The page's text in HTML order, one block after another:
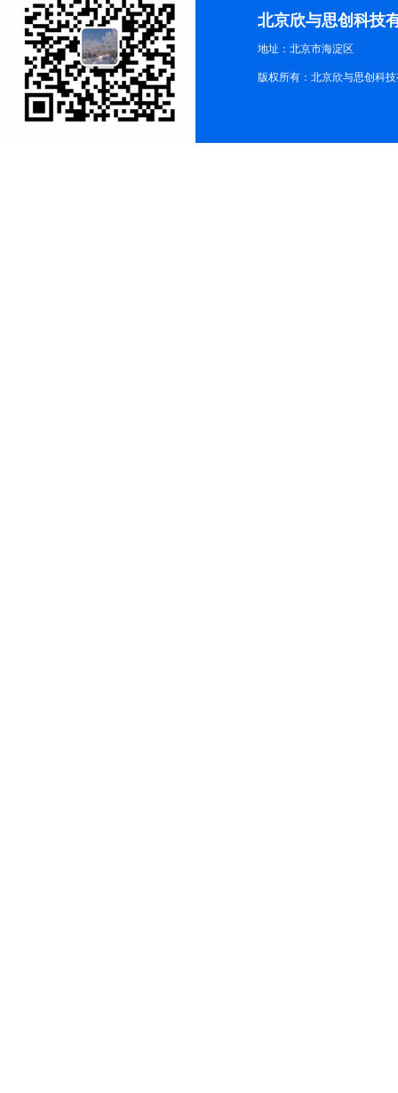
北京欣与思创科技
地址：北京市海淀区
版权所有：北京欣与思创科